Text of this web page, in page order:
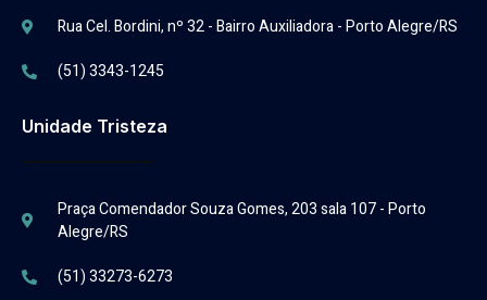
Rua Cel. Bordini, nº 32 - Bairro Auxiliadora - Porto Alegre/RS
(51) 3343-1245
Unidade Tristeza
Praça Comendador Souza Gomes, 203 sala 107 - Porto
Alegre/RS
(51) 33273-6273